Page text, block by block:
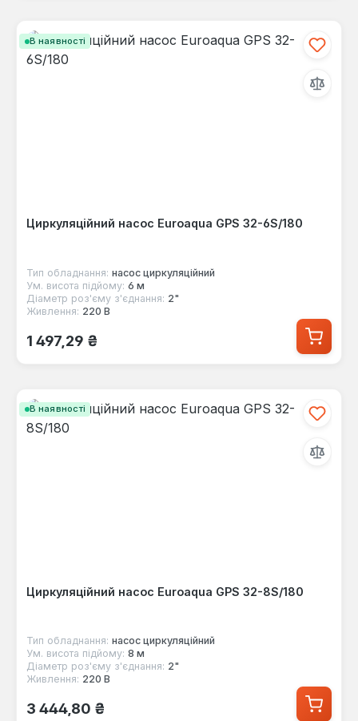
В наявності
Циркуляційний насос Euroaqua GPS 32-6S/180
Тип обладнання: насос циркуляційний
Ум. висота підйому: 6 м
Діаметр роз'єму з'єднання: 2"
Живлення: 220 В
Звичайна ціна:
1 497,29 ₴
В наявності
Циркуляційний насос Euroaqua GPS 32-8S/180
Тип обладнання: насос циркуляційний
Ум. висота підйому: 8 м
Діаметр роз'єму з'єднання: 2"
Живлення: 220 В
Звичайна ціна:
3 444,80 ₴